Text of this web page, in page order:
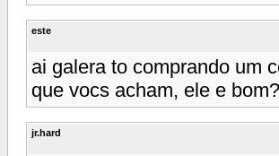
este
ai galera to comprando um
que vocs acham, ele e bom?
jr.hard